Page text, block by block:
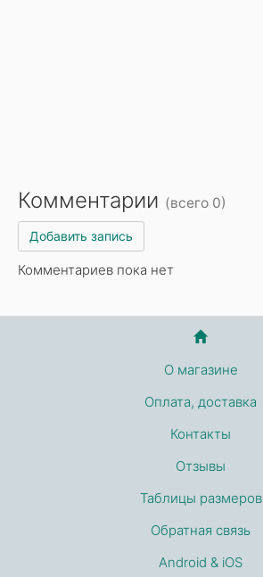
Комментарии (всего 0)
Добавить запись
Комментариев пока нет
О магазине
Оплата, доставка
Контакты
Отзывы
Таблицы размеров
Обратная связь
Android & iOS